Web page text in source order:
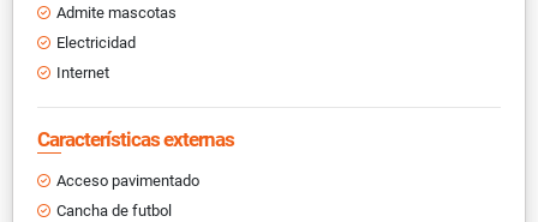
Admite mascotas
Electricidad
Internet
Características externas
Acceso pavimentado
Cancha de futbol